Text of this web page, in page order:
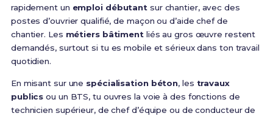
rapidement un emploi débutant sur chantier, avec des
postes d’ouvrier qualifié, de maçon ou d’aide chef de
chantier. Les métiers bâtimentliés au gros œuvre restent
demandés, surtout si tu es mobile et sérieux dans ton travail
quotidien.
En misant sur une spécialisation béton, les travaux
publics ou un BTS, tu ouvres la voie à des fonctions de
technicien supérieur, de chef d’équipe ou de conducteur de